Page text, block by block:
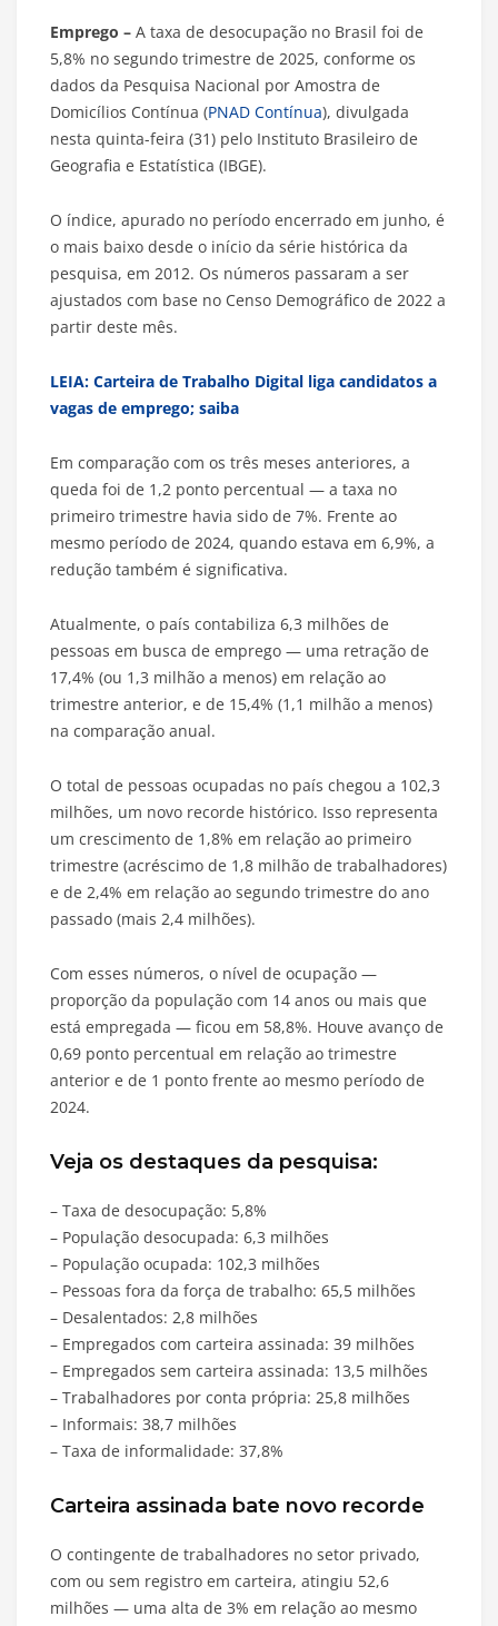
Emprego – A taxa de desocupação no Brasil foi de
5,8% no segundo trimestre de 2025, conforme os
dados da Pesquisa Nacional por Amostra de
Domicílios Contínua (PNAD Contínua), divulgada
nesta quinta-feira (31) pelo Instituto Brasileiro de
Geografia e Estatística (IBGE).
O índice, apurado no período encerrado em junho, é
o mais baixo desde o início da série histórica da
pesquisa, em 2012. Os números passaram a ser
ajustados com base no Censo Demográfico de 2022 a
partir deste mês.
LEIA: Carteira de Trabalho Digital liga candidatos a
vagas de emprego; saiba
Em comparação com os três meses anteriores, a
queda foi de 1,2 ponto percentual — a taxa no
primeiro trimestre havia sido de 7%. Frente ao
mesmo período de 2024, quando estava em 6,9%, a
redução também é significativa.
Atualmente, o país contabiliza 6,3 milhões de
pessoas em busca de emprego — uma retração de
17,4% (ou 1,3 milhão a menos) em relação ao
trimestre anterior, e de 15,4% (1,1 milhão a menos)
na comparação anual.
O total de pessoas ocupadas no país chegou a 102,3
milhões, um novo recorde histórico. Isso representa
um crescimento de 1,8% em relação ao primeiro
trimestre (acréscimo de 1,8 milhão de trabalhadores)
e de 2,4% em relação ao segundo trimestre do ano
passado (mais 2,4 milhões).
Com esses números, o nível de ocupação —
proporção da população com 14 anos ou mais que
está empregada — ficou em 58,8%. Houve avanço de
0,69 ponto percentual em relação ao trimestre
anterior e de 1 ponto frente ao mesmo período de
2024.
Veja os destaques da pesquisa:
– Taxa de desocupação: 5,8%
– População desocupada: 6,3 milhões
– População ocupada: 102,3 milhões
– Pessoas fora da força de trabalho: 65,5 milhões
– Desalentados: 2,8 milhões
– Empregados com carteira assinada: 39 milhões
– Empregados sem carteira assinada: 13,5 milhões
– Trabalhadores por conta própria: 25,8 milhões
– Informais: 38,7 milhões
– Taxa de informalidade: 37,8%
Carteira assinada bate novo recorde
O contingente de trabalhadores no setor privado,
com ou sem registro em carteira, atingiu 52,6
milhões — uma alta de 3% em relação ao mesmo